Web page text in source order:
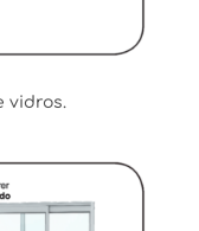
vidros.